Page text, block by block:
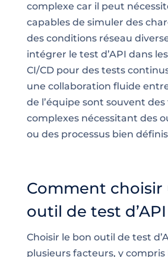
complexe car il peut
capables de simuler des
des conditions réseau
intégrer le test d’API dans
CI/CD pour des tests
une collaboration fluide
de l’équipe sont souvent
complexes nécessitant des
ou des processus bien
Comment choisir
outil de test d’API
Choisir le bon outil de test
plusieurs facteurs, y compris